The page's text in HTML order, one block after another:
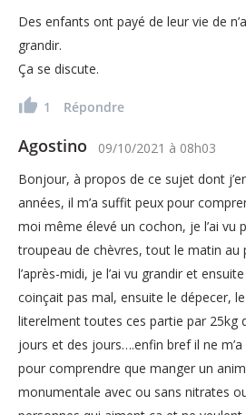
Des enfants ont payé de leur vie de
grandir.
Ça se discute.
1 Répondre
Agostino 09/10/2021 à 08h03
Bonjour, à propos de ce sujet dont
années, il m’a suffit peux pour
moi même élevé un cochon, je l’ai vu
troupeau de chèvres, tout le matin au
l’après-midi, je l’ai vu grandir et
coinçait pas mal, ensuite le dépecer,
literelment toutes ces partie par 25kg
jours et des jours….enfin bref il ne
pour comprendre que manger un
monumentale avec ou sans nitrates